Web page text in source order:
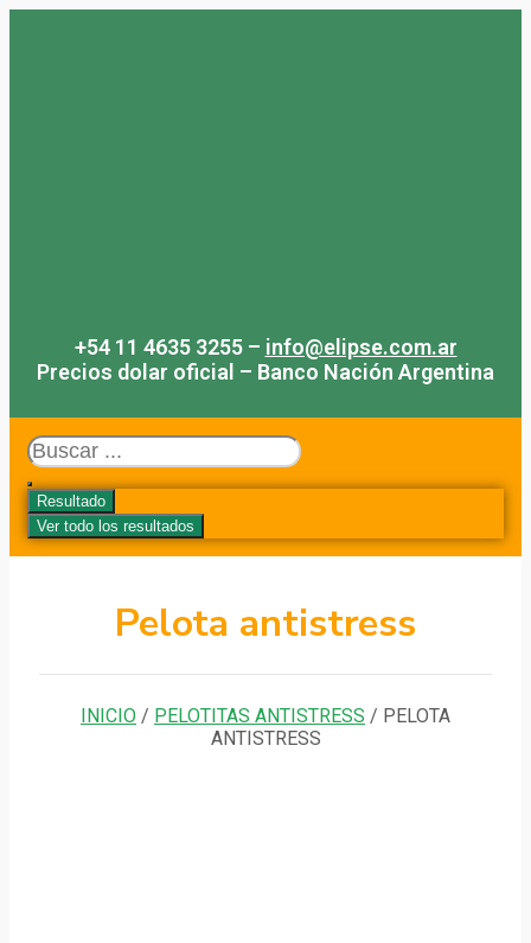
+54 11 4635 3255 – info@elipse.com.ar
Precios dolar oficial – Banco Nación Argentina
Search
...
Resultado
Ver todo los resultados
Pelota antistress
INICIO / PELOTITAS ANTISTRESS / PELOTA
ANTISTRESS